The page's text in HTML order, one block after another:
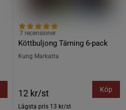
Köttbuljong Tärning 6-pack
7 recensioner
Kung Markatta
12 kr/st
Lägsta pris 13 kr/st
Köp